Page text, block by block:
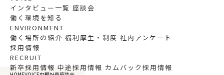
インタビュー一覧 座談会
働く環境を知る
ENVIRONMENT
働く場所の紹介 福利厚生・制度 社内アンケート
採用情報
RECRUIT
新卒採用情報 中途採用情報 カムバック採用情報